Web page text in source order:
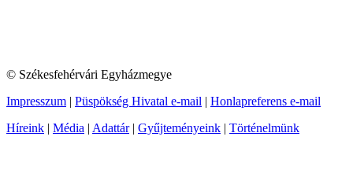
© Székesfehérvári Egyházmegye
Impresszum | Püspökség Hivatal e-mail | Honlapreferens e-mail
Híreink | Média | Adattár| Gyűjteményeink | Történelmünk